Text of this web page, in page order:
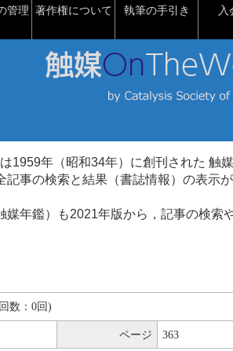
管理 著作権について 執筆の手引き 入
1959年（昭和34年）に創刊された 触
記事の検索と結果（書誌情報）の表示
媒年鑑）も2021年版から，記事の検索
数：0回)
ページ 363